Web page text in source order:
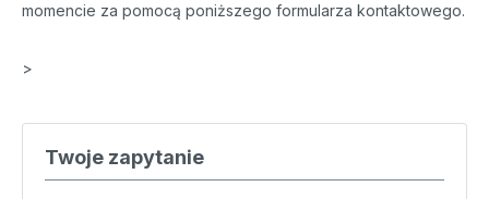
momencie za pomocą poniższego formularza kontaktowego.
>
Twoje zapytanie